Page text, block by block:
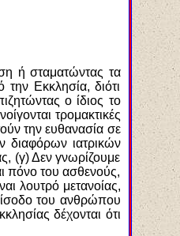
ή σταματώντας τα
Εκκλησία, διότι
ο ίδιος το
τρομακτικές
την ευθανασία σε
διαφόρων ιατρικών
(γ) Δεν γνωρίζουμε
πόνο του ασθενούς,
λουτρό μετανοίας,
του ανθρώπου
δέχονται ότι